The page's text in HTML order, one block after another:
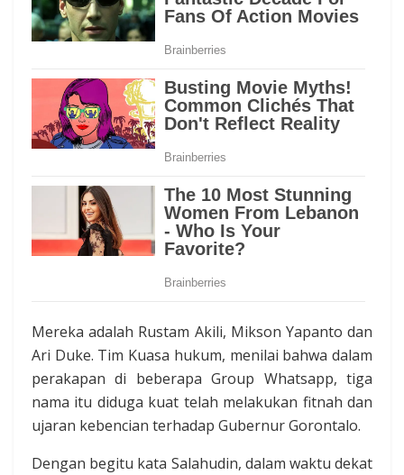
Mereka adalah Rustam Akili, Mikson Yapanto dan
Ari Duke. Tim Kuasa hukum, menilai bahwa dalam
perakapan di beberapa Group Whatsapp, tiga
nama itu diduga kuat telah melakukan fitnah dan
ujaran kebencian terhadap Gubernur Gorontalo.
Dengan begitu kata Salahudin, dalam waktu dekat